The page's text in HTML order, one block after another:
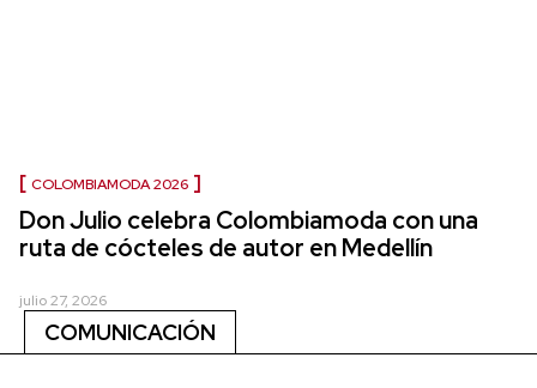
COLOMBIAMODA 2026
Don Julio celebra Colombiamoda con una
ruta de cócteles de autor en Medellín
julio 27, 2026
COMUNICACIÓN